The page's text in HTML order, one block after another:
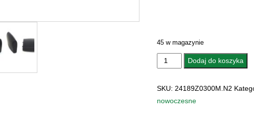
45 w magazynie
ilość
GAŁKA
Dodaj do koszyka
SKU: 24189Z0300M.N2
nowoczesne